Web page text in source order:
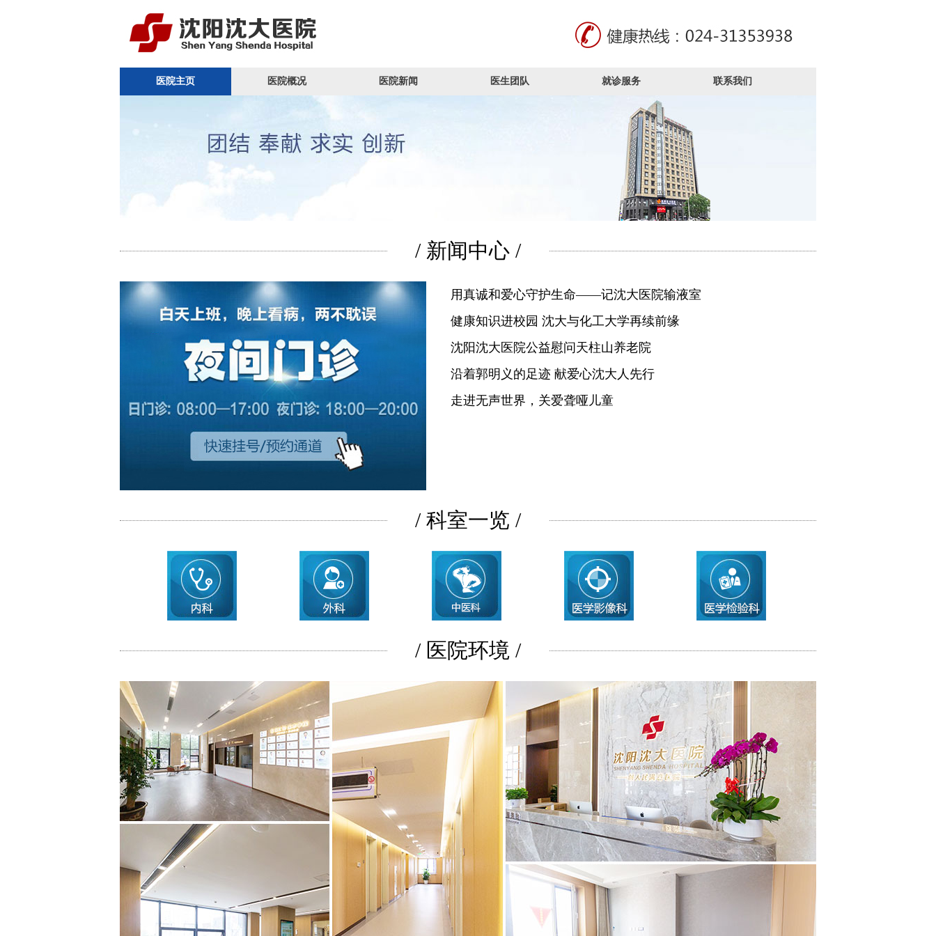
医院主页 医院概况 医院新闻 医生团队 就诊服务 联系我们
/ 新闻中心 /
用真诚和爱心守护生命——记沈大医院输液室
健康知识进校园 沈大与化工大学再续前缘
沈阳沈大医院公益慰问天柱山养老院
沿着郭明义的足迹 献爱心沈大人先行
走进无声世界，关爱聋哑儿童
/ 科室一览 /
/ 医院环境 /